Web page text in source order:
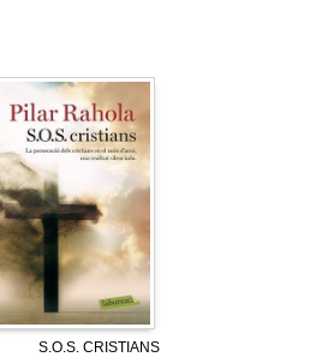
S.O.S. CRISTIANS